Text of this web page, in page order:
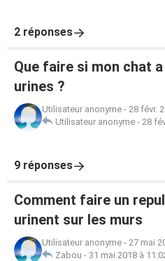
2 réponses
Que faire si mon chat
urines ?
Utilisateur anonyme - 28 févr.
Utilisateur anonyme - 28
9 réponses
Comment faire un
urinent sur les murs
Utilisateur anonyme - 27 mai
Zabou - 31 mai 2018 à